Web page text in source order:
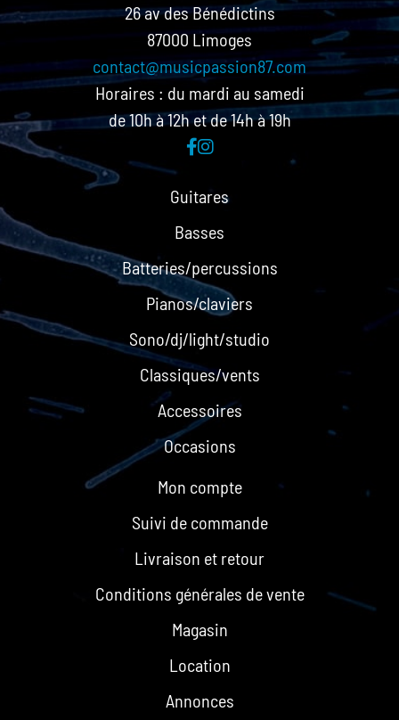
Guitares
Basses
Batteries/percussions
Pianos/claviers
Sono/dj/light/studio
Classiques/vents
Accessoires
Occasions
26 av des Bénédictins
87000 Limoges
contact@musicpassion87.com
Horaires : du mardi au samedi
de 10h à 12h et de 14h à 19h
Mon compte
Suivi de commande
Livraison et retour
Conditions générales de vente
Magasin
Location
Annonces